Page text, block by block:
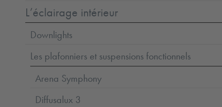
L’éclairage intérieur
Downlights
Les plafonniers et suspensions fonctionnels
Arena Symphony
Diffusalux 3